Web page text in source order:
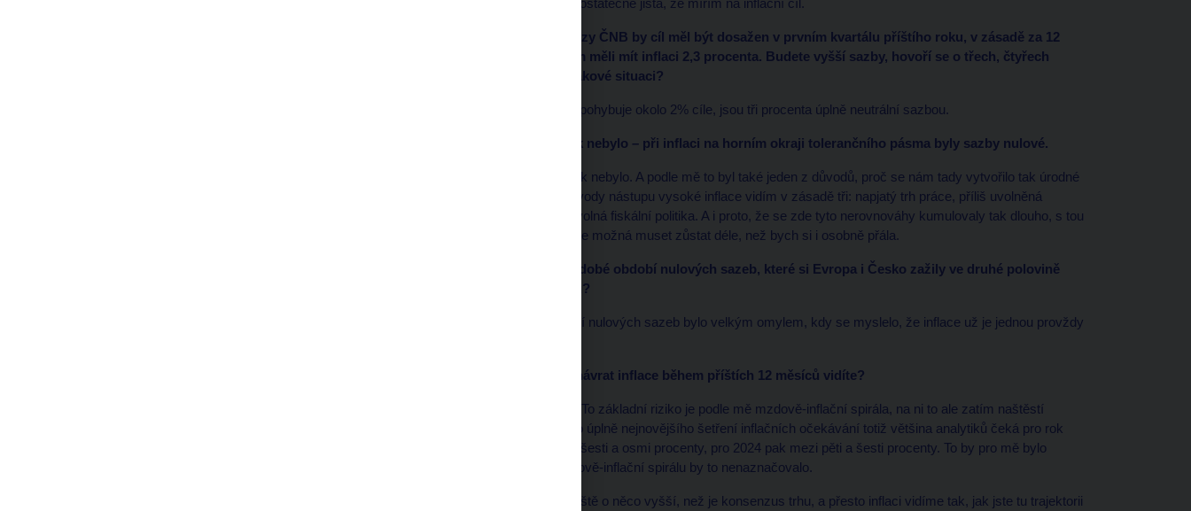
momentě, kdy si budu dostatečně jistá, že mířím na inflační cíl.
Podle poslední prognózy ČNB by cíl měl být dosažen v prvním kvartálu příštího roku, v zásadě za 12
měsíců, kdy už bychom měli mít inflaci 2,3 procenta. Budete vyšší sazby, hovoří se o třech, čtyřech
procentech, držet i v takové situaci?
Ve chvíli, kdy se inflace pohybuje okolo 2% cíle, jsou tři procenta úplně neutrální sazbou.
Před covidem tomu tak nebylo – při inflaci na horním okraji tolerančního pásma byly sazby nulové.
Máte pravdu, tehdy to tak nebylo. A podle mě to byl také jeden z důvodů, proč se nám tady vytvořilo tak úrodné
inflační podhoubí. Ty důvody nástupu vysoké inflace vidím v zásadě tři: napjatý trh práce, příliš uvolněná
měnová politika a příliš volná fiskální politika. A i proto, že se zde tyto nerovnováhy kumulovaly tak dlouho, s tou
„trojkou“ u sazeb budeme možná muset zůstat déle, než bych si i osobně přála.
Bylo podle vás dlouhodobé období nulových sazeb, které si Evropa i Česko zažily ve druhé polovině
minulé dekády, chybou?
Ano, bylo. Celé to období nulových sazeb bylo velkým omylem, kdy se myslelo, že inflace už je jednou provždy
Jaká hlavní rizika pro návrat inflace během příštích 12 měsíců vidíte?
Vždy jsou nějaká rizika. To základní riziko je podle mě mzdově-inflační spirála, na ni to ale zatím naštěstí
nevypadá. Podle našeho úplně nejnovějšího šetření inflačních očekávání totiž většina analytiků čeká pro rok
2023 mzdový růst mezi šesti a osmi procenty, pro 2024 pak mezi pěti a šesti procenty. To by pro mě bylo
přijatelné a žádnou mzdově-inflační spirálu by to nenaznačovalo.
Za ČNB máme odhad ještě o něco vyšší, než je konsenzus trhu, a přesto inflaci vidíme tak, jak jste tu trajektorii